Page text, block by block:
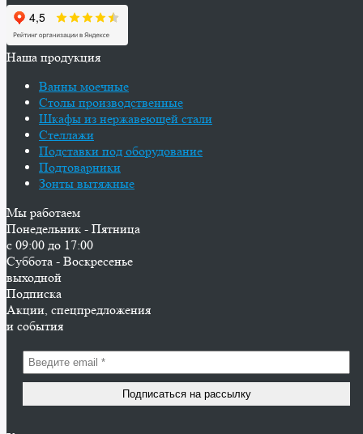
Наша продукция
Ванны моечные
Столы производственные
Шкафы из нержавеющей стали
Стеллажи
Подставки под оборудование
Подтоварники
Зонты вытяжные
Мы работаем
Понедельник - Пятница
с 09:00 до 17:00
Суббота - Воскресенье
выходной
Подписка
Акции, спецпредложения
и события